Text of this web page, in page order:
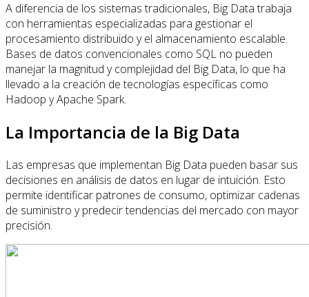
A diferencia de los sistemas tradicionales, Big Data trabaja
con herramientas especializadas para gestionar el
procesamiento distribuido y el almacenamiento escalable.
Bases de datos convencionales como SQL no pueden
manejar la magnitud y complejidad del Big Data, lo que ha
llevado a la creación de tecnologías específicas como
Hadoop y Apache Spark.
La Importancia de la Big Data
Las empresas que implementan Big Data pueden basar sus
decisiones en análisis de datos en lugar de intuición. Esto
permite identificar patrones de consumo, optimizar cadenas
de suministro y predecir tendencias del mercado con mayor
precisión.